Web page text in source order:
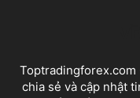
chia sẻ và cập nhật